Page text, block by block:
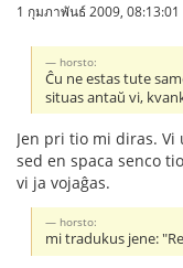
1 กุมภาพันธ์ 2009, 08:13:01
horsto:
Ĉu ne estas tute
situas antaŭ vi,
Jen pri tio mi diras. Vi
sed en spaca senco
vi ja vojaĝas.
horsto:
mi tradukus jene: